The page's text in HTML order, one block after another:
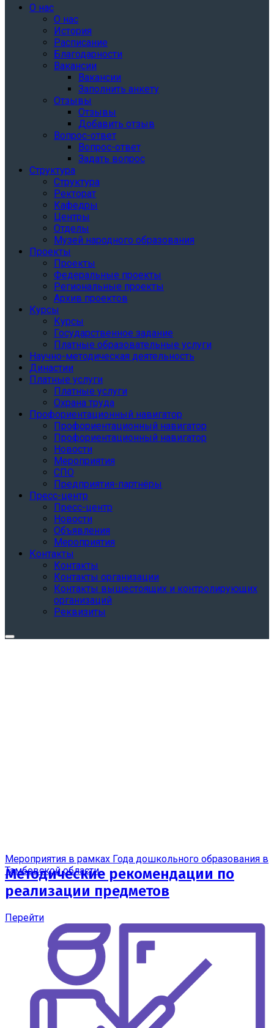
О нас
О нас
История
Расписание
Благодарности
Вакансии
Вакансии
Заполнить анкету
Отзывы
Отзывы
Добавить отзыв
Вопрос-ответ
Вопрос-ответ
Задать вопрос
Структура
Структура
Ректорат
Кафедры
Центры
Отделы
Музей народного образования
Проекты
Проекты
Федеральные проекты
Региональные проекты
Архив проектов
Курсы
Курсы
Государственное задание
Платные образовательные услуги
Научно-методическая деятельность
Династии
Платные услуги
Платные услуги
Охрана труда
Профориентационный навигатор
Профориентационный навигатор
Профориентационный навигатор
Новости
Мероприятия
СПО
Предприятия-партнёры
Пресс-центр
Пресс-центр
Новости
Объявления
Мероприятия
Контакты
Контакты
Контакты организации
Контакты вышестоящих и контролирующих
организаций
Реквизиты
Мероприятия в рамках Года дошкольного образования в
Тамбовской области
Методические рекомендации по
реализации предметов
Перейти